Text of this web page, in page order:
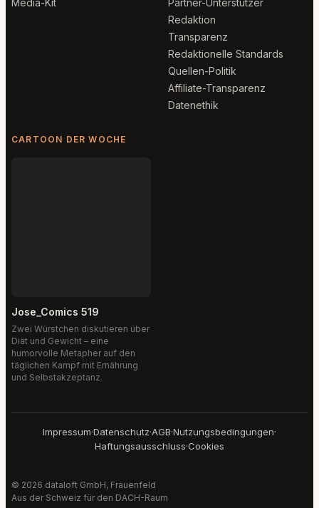
Media-Kit
Partner-Unterstützer
Redaktion
Transparenz
Redaktionelle Standards
Quellen-Politik
Affiliate-Transparenz
Datenethik
CARTOON DER WOCHE
Jose_Comics 519
Zwei Würstchen diskutieren über
Diät und Gewicht – eine
humorvolle Metapher auf den
täglichen Kampf mit Ernährung
und Selbstakzeptanz.
Impressum·Datenschutz·AGB·Nutzungsbedingungen·
Haftungsausschluss·Cookies
© 2026 dataloft GmbH, Frauenfeld
Aus der Schweiz für den DACH-Raum